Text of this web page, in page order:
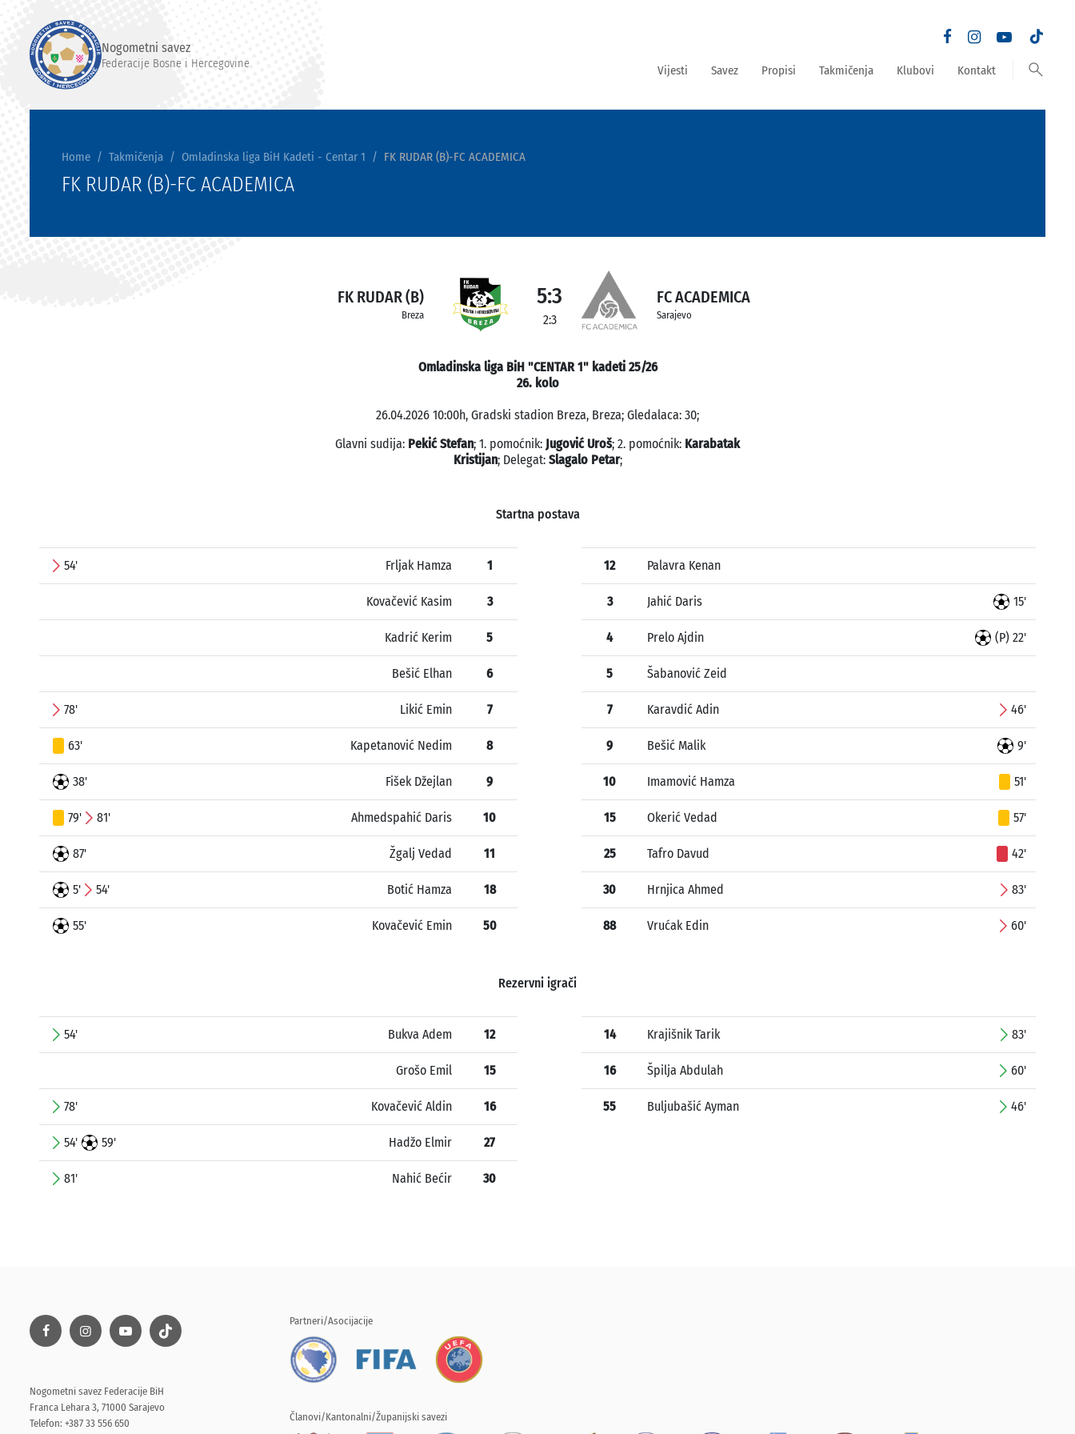
Nogometni savez
Federacije Bosne i Hercegovine Vijesti Savez Propisi Takmičenja Klubovi Kontakt search
Home Takmičenja Omladinska liga BiH Kadeti - Centar 1 FK RUDAR (B)-FC ACADEMICA
FK RUDAR (B)-FC ACADEMICA
FK RUDAR (B)
Breza
5:3
2:3
FC ACADEMICA
Sarajevo
Omladinska liga BiH "CENTAR 1" kadeti 25/26
26. kolo
26.04.2026 10:00h, Gradski stadion Breza, Breza; Gledalaca: 30;
Glavni sudija: Pekić Stefan; 1. pomoćnik: Jugović Uroš; 2. pomoćnik: Karabatak
Kristijan; Delegat: Slagalo Petar;
Startna postava
54' Frljak Hamza 1
Kovačević Kasim 3
Kadrić Kerim 5
Bešić Elhan 6
78' Likić Emin 7
63' Kapetanović Nedim 8
38' Fišek Džejlan 9
79' 81' Ahmedspahić Daris 10
87' Žgalj Vedad 11
5' 54' Botić Hamza 18
55' Kovačević Emin 50
12 Palavra Kenan
3 Jahić Daris 15'
4 Prelo Ajdin (P) 22'
5 Šabanović Zeid
7 Karavdić Adin 46'
9 Bešić Malik 9'
10 Imamović Hamza 51'
15 Okerić Vedad 57'
25 Tafro Davud 42'
30 Hrnjica Ahmed 83'
88 Vrućak Edin 60'
Rezervni igrači
54' Bukva Adem 12
Grošo Emil 15
78' Kovačević Aldin 16
54' 59' Hadžo Elmir 27
81' Nahić Bećir 30
14 Krajišnik Tarik 83'
16 Špilja Abdulah 60'
55 Buljubašić Ayman 46'
Nogometni savez Federacije BiH
Franca Lehara 3, 71000 Sarajevo
Telefon: +387 33 556 650
Partneri/Asocijacije
Članovi/Kantonalni/Županijski savezi